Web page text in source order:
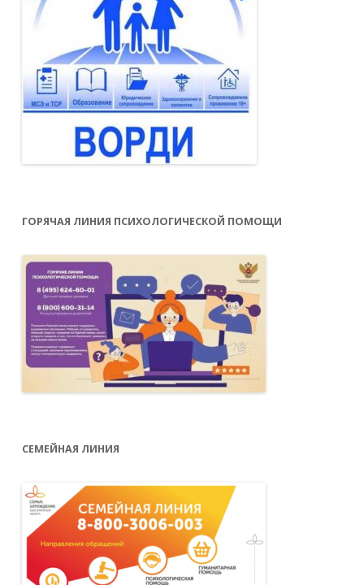
ГОРЯЧАЯ ЛИНИЯ ПСИХОЛОГИЧЕСКОЙ ПОМОЩИ
СЕМЕЙНАЯ ЛИНИЯ